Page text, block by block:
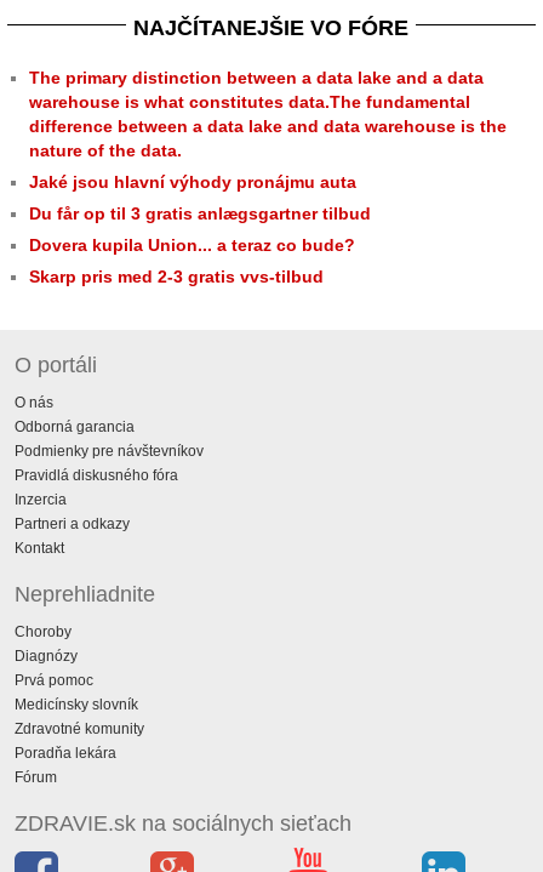
NAJČÍTANEJŠIE VO FÓRE
The primary distinction between a data lake and a data
warehouse is what constitutes data.The fundamental
difference between a data lake and data warehouse is the
nature of the data.
Jaké jsou hlavní výhody pronájmu auta
Du får op til 3 gratis anlægsgartner tilbud
Dovera kupila Union... a teraz co bude?
Skarp pris med 2-3 gratis vvs-tilbud
O portáli
O nás
Odborná garancia
Podmienky pre návštevníkov
Pravidlá diskusného fóra
Inzercia
Partneri a odkazy
Kontakt
Neprehliadnite
Choroby
Diagnózy
Prvá pomoc
Medicínsky slovník
Zdravotné komunity
Poradňa lekára
Fórum
ZDRAVIE.sk na sociálnych sieťach